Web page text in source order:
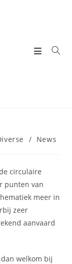
/ News
circulaire
punten van
meer in
zeer
aanvaard
welkom bij